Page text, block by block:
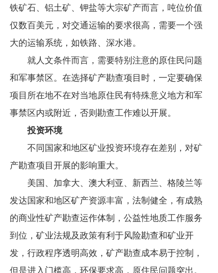
铁矿石、铝土矿、钾盐等大宗矿产而言，吨位价值
仅数百美元，对交通运输的要求很高，需要一个强
大的运输系统，如铁路、深水港。
就人文条件而言，需要特别注意的原住民问题
和军事禁区。在选择矿产勘查项目时，一定要确保
项目所在地不在对当地原住民有特殊意义地方和军
事禁区内或附近，否则勘查工作难以开展。
投资环境
不同国家和地区矿业投资环境存在差别，对矿
产勘查项目开展的影响重大。
美国、加拿大、澳大利亚、新西兰、格陵兰等
发达国家和地区矿产资源丰富，法制健全，有成熟
的商业性矿产勘查运作体制，公益性地质工作服务
到位，矿业法规及政策有利于风险勘查和矿业开
发，行政程序透明高效，矿产勘查成本易于控制，
但是进入门槛高，环保要求高，原住民问题突出。